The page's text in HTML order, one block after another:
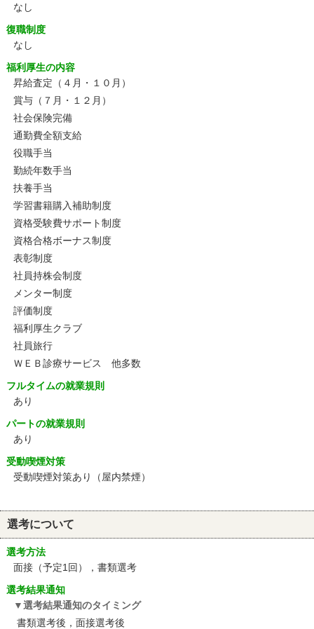
なし
復職制度
なし
福利厚生の内容
昇給査定（４月・１０月）
賞与（７月・１２月）
社会保険完備
通勤費全額支給
役職手当
勤続年数手当
扶養手当
学習書籍購入補助制度
資格受験費サポート制度
資格合格ボーナス制度
表彰制度
社員持株会制度
メンター制度
評価制度
福利厚生クラブ
社員旅行
ＷＥＢ診療サービス 他多数
フルタイムの就業規則
あり
パートの就業規則
あり
受動喫煙対策
受動喫煙対策あり（屋内禁煙）
選考について
選考方法
面接（予定1回），書類選考
選考結果通知
選考結果通知のタイミング
書類選考後，面接選考後